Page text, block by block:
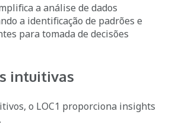
a análise de dados
a identificação de padrões e
para tomada de decisões
intuitivas
o LOC1 proporciona insights